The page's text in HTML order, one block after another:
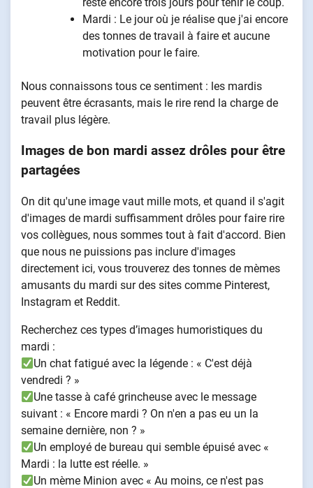
Mardi : Le jour où je réalise que j'ai encore
des tonnes de travail à faire et aucune
motivation pour le faire.
Nous connaissons tous ce sentiment : les mardis
peuvent être écrasants, mais le rire rend la charge de
travail plus légère.
Images de bon mardi assez drôles pour être
partagées
On dit qu'une image vaut mille mots, et quand il s'agit
d'images de mardi suffisamment drôles pour faire rire
vos collègues, nous sommes tout à fait d'accord. Bien
que nous ne puissions pas inclure d'images
directement ici, vous trouverez des tonnes de mèmes
amusants du mardi sur des sites comme Pinterest,
Instagram et Reddit.
Recherchez ces types d’images humoristiques du
mardi :
Un chat fatigué avec la légende : « C'est déjà
vendredi ? »
Une tasse à café grincheuse avec le message
suivant : « Encore mardi ? On n'en a pas eu un la
semaine dernière, non ? »
Un employé de bureau qui semble épuisé avec «
Mardi : la lutte est réelle. »
Un mème Minion avec « Au moins, ce n'est pas